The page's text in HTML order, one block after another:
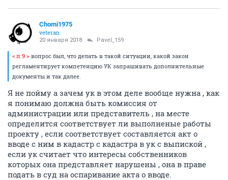
Chomi1975
veteran
20 января 2018 Pavel_159
< п.9 > вопрос был, что делать в такой ситуации, какой закон
регламентирует компетенцию УК запрашивать дополнительные
документы и так далее.
Я не пойму а зачем ук в этом деле вообще нужна , как
я понимаю должна быть комиссия от
администрации или представитель , на месте
определится соответствует ли выполненые работы
проекту , если соответствует составляется акт о
вводе с ним в кадастр с кадастра в ук с выпиской ,
если ук считает что интересы собственников
которых она представляет нарушены , она в праве
подать в суд на оспаривание акта о вводе.